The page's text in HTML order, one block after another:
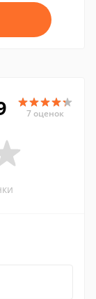
7 оценок